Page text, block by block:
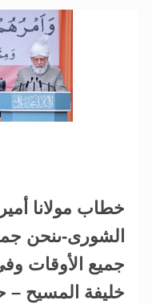
خطاب مولانا
الشورى-ىنحن
جميع الأوقات
خليفة المسيح